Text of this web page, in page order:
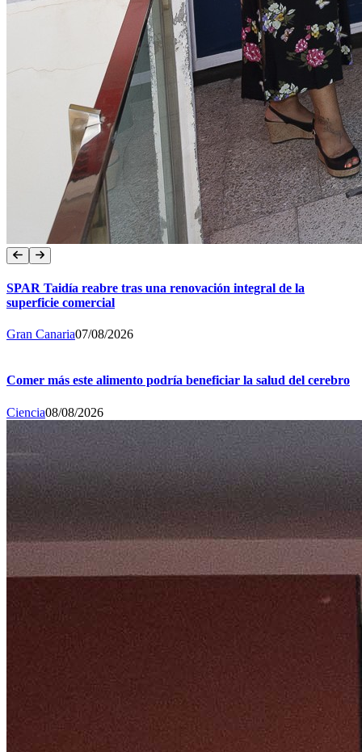
SPAR Taidía reabre tras una renovación integral de la
superficie comercial
Gran Canaria07/08/2026
Comer más este alimento podría beneficiar la salud del cerebro
Ciencia08/08/2026